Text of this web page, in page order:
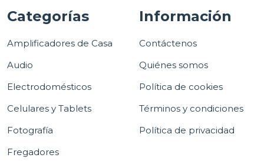
Categorías
Amplificadores de Casa
Audio
Electrodomésticos
Celulares y Tablets
Fotografía
Fregadores
Información
Contáctenos
Quiénes somos
Política de cookies
Términos y condiciones
Política de privacidad